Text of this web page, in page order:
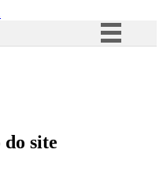
Acesso à informação
site